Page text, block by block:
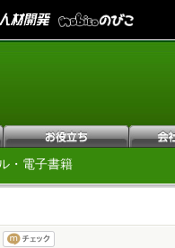
・電子書籍